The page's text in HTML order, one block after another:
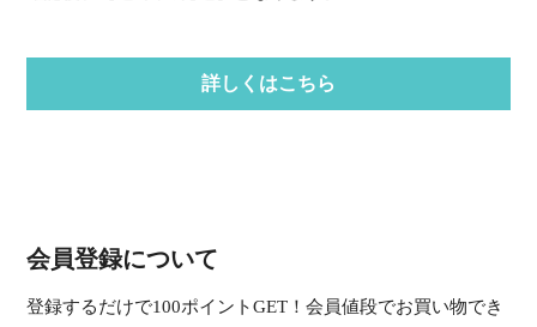
詳しくはこちら
会員登録について
登録するだけで100ポイントGET！会員値段でお買い物でき